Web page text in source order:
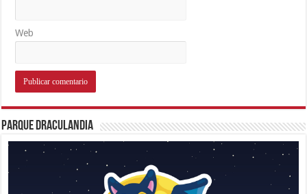
Web
Parque Draculandia